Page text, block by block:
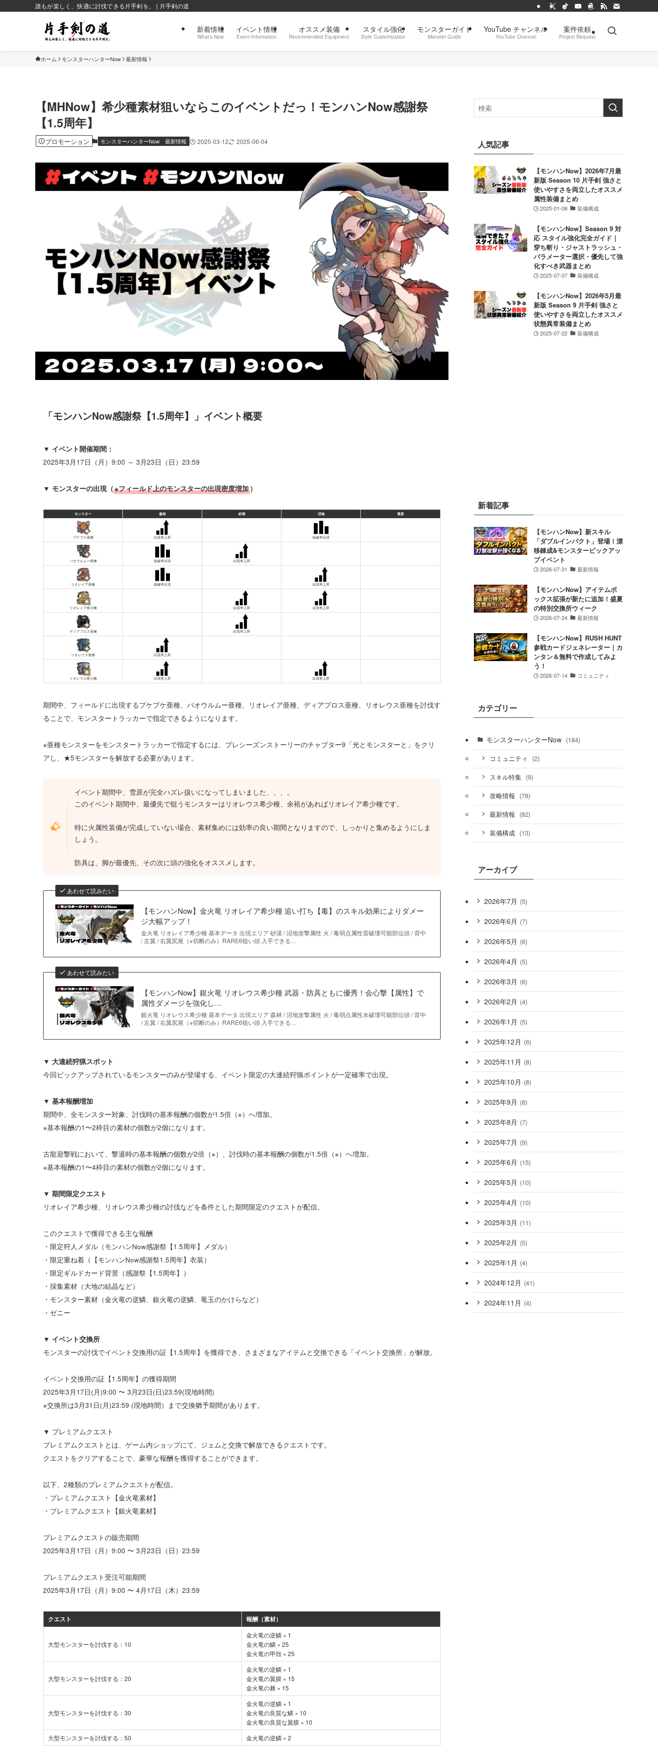
誰もが楽しく、快適に討伐できる片手剣を。 | 片手剣の道
新着情報
What’s New
イベント情報
Event Information
オススメ装備
Recommended Equipment
スタイル強化
Style Customization
モンスターガイド
Monster Guide
YouTube チャンネル
YouTube Channel
案件依頼
Project Request
ホーム モンスターハンターNow 最新情報
【MHNow】希少種素材狙いならこのイベントだっ！モンハンNow感謝祭
【1.5周年】
プロモーション モンスターハンターNow 最新情報 2025-03-12 2025-06-04
「モンハンNow感謝祭【1.5周年】」イベント概要
▼ イベント開催期間：
2025年3月17日（月）9:00 ～ 3月23日（日）23:59
▼ モンスターの出現（※フィールド上のモンスターの出現密度増加 ）
モンスター 森林 砂漠 沼地 雪原
プケプケ亜種 出現率上昇 低確率出現
パオウルムー亜種 低確率出現 出現率上昇
リオレイア亜種 低確率出現 出現率上昇
リオレイア希少種 出現率上昇 出現率上昇
ディアブロス亜種 出現率上昇
リオレウス亜種 出現率上昇
リオレウス希少種 出現率上昇 出現率上昇
期間中、フィールドに出現するプケプケ亜種、パオウルムー亜種、リオレイア亜種、ディアブロス亜種、リオレウス亜種を討伐す
ることで、モンスタートラッカーで指定できるようになります。
※亜種モンスターをモンスタートラッカーで指定するには、プレシーズンストーリーのチャプター9「光とモンスターと」をクリ
アし、★5モンスターを解放する必要があります。
イベント期間中、雪原が完全ハズレ扱いになってしまいました、、、。
このイベント期間中、最優先で狙うモンスターはリオレウス希少種、余裕があればリオレイア希少種です。
特に火属性装備が完成していない場合、素材集めには効率の良い期間となりますので、しっかりと集めるようにしま
しょう。
防具は、脚が最優先、その次に頭の強化をオススメします。
あわせて読みたい
【モンハンNow】金火竜 リオレイア希少種 追い打ち【毒】のスキル効果によりダメー
ジ大幅アップ！
金火竜 リオレイア希少種 基本データ 出現エリア 砂漠 / 沼地攻撃属性 火 / 毒弱点属性雷破壊可能部位頭 / 背中
/ 左翼 / 右翼尻尾（※切断のみ）RARE6狙い頭 入手できる…
あわせて読みたい
【モンハンNow】銀火竜 リオレウス希少種 武器・防具ともに優秀！会心撃【属性】で
属性ダメージを強化し…
銀火竜 リオレウス希少種 基本データ 出現エリア 森林 / 沼地攻撃属性 火 / 毒弱点属性水破壊可能部位頭 / 背中
/ 左翼 / 右翼尻尾（※切断のみ）RARE6狙い頭 入手できる…
▼ 大連続狩猟スポット
今回ピックアップされているモンスターのみが登場する、イベント限定の大連続狩猟ポイントが一定確率で出現。
▼ 基本報酬増加
期間中、全モンスター対象、討伐時の基本報酬の個数が1.5倍（※）へ増加。
※基本報酬の1〜2枠目の素材の個数が2個になります。
古龍迎撃戦において、撃退時の基本報酬の個数が2倍（※）、討伐時の基本報酬の個数が1.5倍（※）へ増加。
※基本報酬の1〜4枠目の素材の個数が2個になります。
▼ 期間限定クエスト
リオレイア希少種、リオレウス希少種の討伐などを条件とした期間限定のクエストが配信。
このクエストで獲得できる主な報酬
・限定狩人メダル（モンハンNow感謝祭【1.5周年】メダル）
・限定重ね着（【モンハンNow感謝祭1.5周年】衣装）
・限定ギルドカード背景（感謝祭【1.5周年】）
・採集素材（大地の結晶など）
・モンスター素材（金火竜の逆鱗、銀火竜の逆鱗、竜玉のかけらなど）
・ゼニー
▼ イベント交換所
モンスターの討伐でイベント交換用の証【1.5周年】を獲得でき、さまざまなアイテムと交換できる「イベント交換所」が解放。
イベント交換用の証【1.5周年】の獲得期間
2025年3月17日(月)9:00 〜 3月23日(日)23:59(現地時間)
※交換所は3月31日(月)23:59 (現地時間）まで交換猶予期間があります。
▼ プレミアムクエスト
プレミアムクエストとは、ゲーム内ショップにて、ジェムと交換で解放できるクエストです。
クエストをクリアすることで、豪華な報酬を獲得することができます。
以下、2種類のプレミアムクエストが配信。
・プレミアムクエスト【金火竜素材】
・プレミアムクエスト【銀火竜素材】
プレミアムクエストの販売期間
2025年3月17日（月）9:00 〜 3月23日（日）23:59
プレミアムクエスト受注可能期間
2025年3月17日（月）9:00 〜 4月17日（木）23:59
クエスト 報酬（素材）
大型モンスターを討伐する：10
金火竜の逆鱗 × 1
金火竜の鱗 × 25
金火竜の甲殻 × 25
大型モンスターを討伐する：20
金火竜の逆鱗 × 1
金火竜の翼膜 × 15
金火竜の棘 × 15
大型モンスターを討伐する：30
金火竜の逆鱗 × 1
金火竜の良質な鱗 × 10
金火竜の良質な翼膜 × 10
大型モンスターを討伐する：50
金火竜の逆鱗 × 2
人気記事
【モンハンNow】2026年7月最
新版 Season 10 片手剣 強さと
使いやすさを両立したオススメ
属性装備まとめ
2025-01-08 装備構成
【モンハンNow】Season 9 対
応 スタイル強化完全ガイド｜
穿ち斬り・ジャストラッシュ・
パラメーター選択・優先して強
化すべき武器まとめ
2025-07-07 装備構成
【モンハンNow】2026年5月最
新版 Season 9 片手剣 強さと
使いやすさを両立したオススメ
状態異常装備まとめ
2025-07-22 装備構成
新着記事
【モンハンNow】新スキル
「ダブルインパクト」登場！漂
移錬成&モンスターピックアッ
プイベント
2026-07-31 最新情報
【モンハンNow】アイテムボ
ックス拡張が新たに追加！盛夏
の特別交換所ウィーク
2026-07-24 最新情報
【モンハンNow】RUSH HUNT
参戦カードジェネレーター｜カ
ンタン＆無料で作成してみよ
う！
2026-07-14 コミュニティ
カテゴリー
モンスターハンターNow (184)
コミュニティ (2)
スキル特集 (9)
攻略情報 (78)
最新情報 (82)
装備構成 (13)
アーカイブ
2026年7月 (5)
2026年6月 (7)
2026年5月 (6)
2026年4月 (5)
2026年3月 (6)
2026年2月 (4)
2026年1月 (5)
2025年12月 (6)
2025年11月 (8)
2025年10月 (8)
2025年9月 (8)
2025年8月 (7)
2025年7月 (9)
2025年6月 (15)
2025年5月 (10)
2025年4月 (10)
2025年3月 (11)
2025年2月 (5)
2025年1月 (4)
2024年12月 (41)
2024年11月 (4)